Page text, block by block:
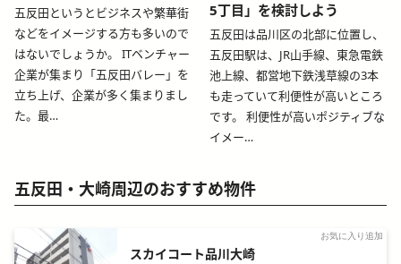
五反田というとビジネスや繁華街
などをイメージする方も多いので
はないでしょうか。 ITベンチャー
企業が集まり「五反田バレー」を
立ち上げ、企業が多く集まりまし
た。最…
5丁目」を検討しよう
五反田は品川区の北部に位置し、
五反田駅は、JR山手線、東急電鉄
池上線、都営地下鉄浅草線の3本
も走っていて利便性が高いところ
です。 利便性が高いポジティブな
イメー…
五反田・大崎周辺のおすすめ物件
お気に入り追加
スカイコート品川大崎